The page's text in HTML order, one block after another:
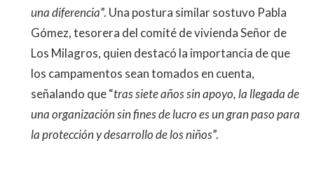
una diferencia”. Una postura similar sostuvo Pabla
Gómez, tesorera del comité de vivienda Señor de
Los Milagros, quien destacó la importancia de que
los campamentos sean tomados en cuenta,
señalando que “tras siete años sin apoyo, la llegada de
una organización sin fines de lucro es un gran paso para
la protección y desarrollo de los niños”.